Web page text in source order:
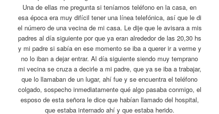
Una de ellas me pregunta si teníamos teléfono en la casa, en
esa época era muy difícil tener una línea telefónica, así que le di
el número de una vecina de mi casa. Le dije que le avisara a mis
padres al día siguiente por que ya eran alrededor de las 20,30 hs
y mi padre si sabía en ese momento se iba a querer ir a verme y
no lo iban a dejar entrar. Al día siguiente siendo muy temprano
mi vecina se cruza a decirle a mi padre, que ya se iba a trabajar,
que lo llamaban de un lugar, ahí fue y se encuentra el teléfono
colgado, sospecho inmediatamente qué algo pasaba conmigo, el
esposo de esta señora le dice que habían llamado del hospital,
que estaba internado ahí y que estaba herido.